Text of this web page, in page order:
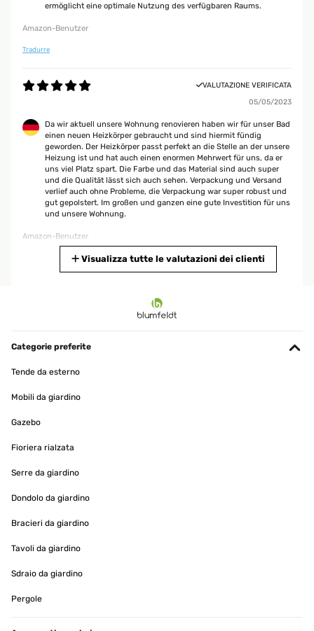
ermöglicht eine optimale Nutzung des verfügbaren Raums.
Amazon-Benutzer
Tradurre
VALUTAZIONE VERIFICATA
05/05/2023
Da wir aktuell unsere Wohnung renovieren haben wir für unser Bad
einen neuen Heizkörper gebraucht und sind hiermit fündig
geworden. Der Heizkörper passt perfekt an die Stelle an der unsere
Heizung ist und hat auch einen enormen Mehrwert für uns, da er
uns viel Platz spart. Die Farbe und das Material sind auch super
und die Qualität lässt sich auch sehen. Verpackung und Versand
verlief auch ohne Probleme, die Verpackung war super robust und
gut gepolstert. Im großen und ganzen eine gute Investition für uns
und unsere Wohnung.
Amazon-Benutzer
Bad sehr klein ist und wir ihn zur Ergänzung für die
Fußbodenheizung benötigen. Die Installation durch einen
und Qualität hat auch einen guten Eindruck gemacht. Außerdem
muy rápido, me dieron un rango de fechas y el primer día, ya lo
tenía en casa.Llegó muy bien embalado y protegido. Yo cogí el
pequeño, y es ligero y de calidad. Funciona de lujo, da buen calor y
Tradurre
Visualizza tutte le valutazioni dei clienti
Categorie preferite
Tende da esterno
Mobili da giardino
Gazebo
Fioriera rialzata
Serre da giardino
Dondolo da giardino
Bracieri da giardino
Tavoli da giardino
Sdraio da giardino
Pergole